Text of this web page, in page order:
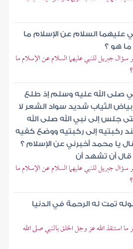
عليهما السلام عن الإسلام ما
ما هو ؟
جبريل للنبي عليهما السلام عن الإسلام ما
صلى الله عليه وسلم إذ طلع
الثياب شديد سواد الشعر لا
جلس إلى نبي الله صلى الله
ركبتيه إلى ركبتيه ووضع كفيه
يا محمد أخبرني عن الإسلام ؟
قال أن تشهد أن
جبريل للنبي عليهما السلام عن الإسلام ما
تمت له الرحمة في الدنيا
استنقذ الله عز وجل الخلق بالنبي صلى الله